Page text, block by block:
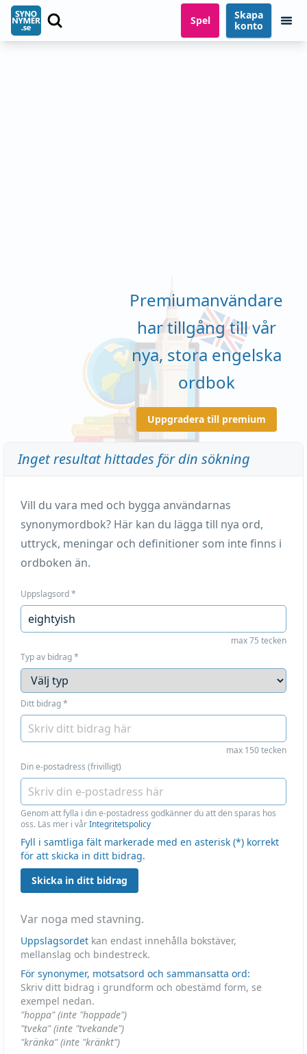
Spel
Skapa
konto
Premiumanvändare
har tillgång till vår
nya, stora engelska
ordbok
Uppgradera till premium
Inget resultat hittades för din sökning
Vill du vara med och bygga användarnas
synonymordbok? Här kan du lägga till nya ord,
uttryck, meningar och definitioner som inte finns i
ordboken än.
Uppslagsord*
max 75 tecken
Typ av bidrag*
Ditt bidrag*
max 150 tecken
Din e-postadress (frivilligt)
Genom att fylla i din e-postadress godkänner du att den sparas hos
oss. Läs mer i vårIntegritetspolicy
Fyll i samtliga fält markerade med en asterisk (*) korrekt
för att skicka in ditt bidrag.
Skicka in ditt bidrag
Var noga med stavning.
Uppslagsordet kan endast innehålla bokstäver,
mellanslag och bindestreck.
För synonymer, motsatsord och sammansatta ord:
Skriv ditt bidrag i grundform och obestämd form, se
exempel nedan.
"hoppa" (inte "hoppade")
"tveka" (inte "tvekande")
"kränka" (inte "kränkt")